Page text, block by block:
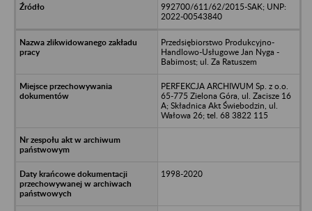
992700/611/62/2015-SAK; UNP:
2022-00543840
Przedsiębiorstwo Produkcyjno-
Handlowo-Usługowe Jan Nyga -
Babimost; ul. Za Ratuszem
PERFEKCJA ARCHIWUM Sp. z o.o.
65-775 Zielona Góra, ul. Zacisze 16
A; Składnica Akt Świebodzin, ul.
Wałowa 26; tel. 68 3822 115
1998-2020